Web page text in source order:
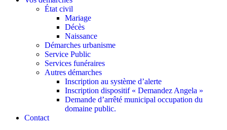
État civil
Mariage
Décès
Naissance
Démarches urbanisme
Service Public
Services funéraires
Autres démarches
Inscription au système d’alerte
Inscription dispositif « Demandez Angela »
Demande d’arrêté municipal occupation du
domaine public.
Contact